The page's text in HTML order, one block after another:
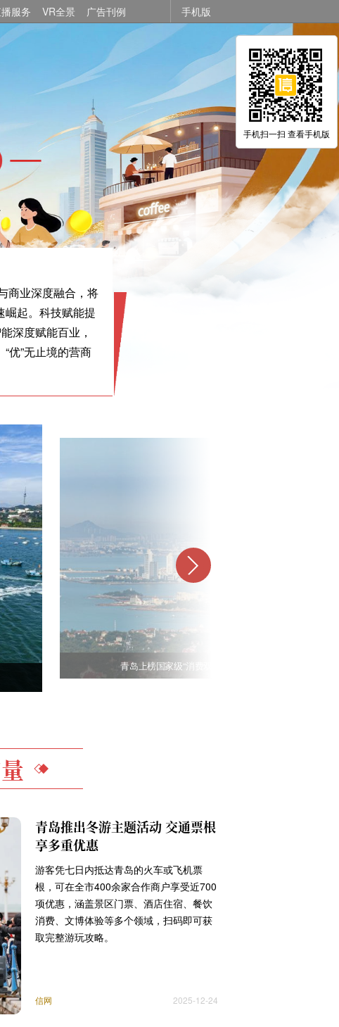
服务 VR全景 广告刊例 手机版
手机扫一扫 查看手机版
商业深度融合，将
崛起。科技赋能提
深度赋能百业，
优”无止境的营商
青岛上榜国家级“消费双试点”城市 享真金白银支持
青岛推出冬游主题活动 交通票根
享多重优惠
游客凭七日内抵达青岛的火车或飞机票
根，可在全市400余家合作商户享受近700
项优惠，涵盖景区门票、酒店住宿、餐饮
消费、文博体验等多个领域，扫码即可获
取完整游玩攻略。
信网 2025-12-24